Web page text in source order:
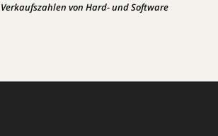
Verkaufszahlen von Hard- und Software